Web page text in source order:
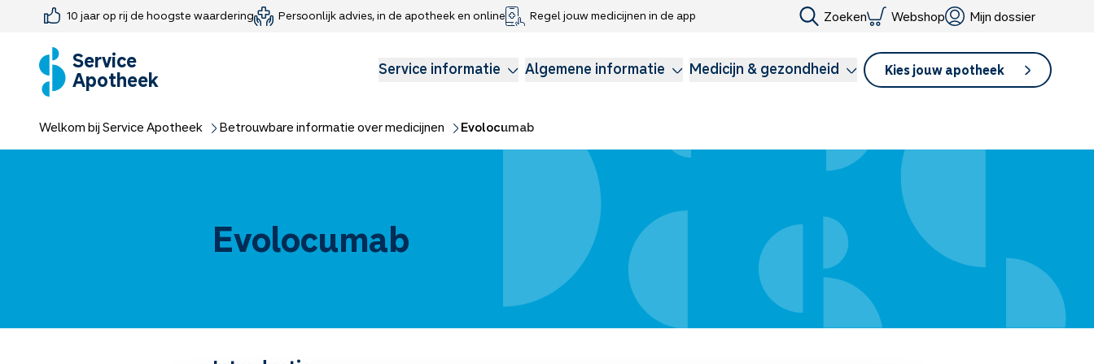
10 jaar op rij de hoogste waardering Persoonlijk advies, in de apotheek en online Regel jouw medicijnen in de app Zoeken Webshop Mijn dossier
Service
Apotheek Service informatie Algemene informatie Medicijn & gezondheid Kies jouw apotheek
Farmaceutisch consult
Medicijn-APK
Webshop
Jouw medische gegevens delen
Klachtenregeling
Medicijnen voor kinderen
Longzorg
Welkom bij Service Apotheek Betrouwbare informatie over medicijnen Evolocumab
Evolocumab